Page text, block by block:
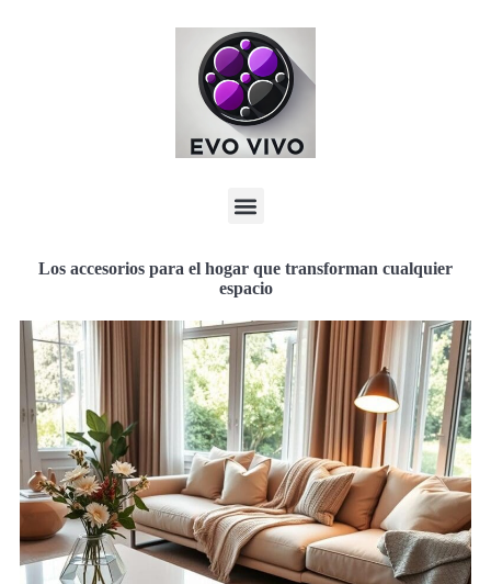
Los accesorios para el hogar que transforman cualquier
espacio